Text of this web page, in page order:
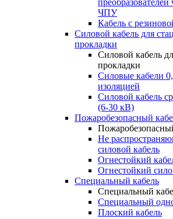
преобразователей
ЧПУ
Кабель с
Силовой кабель для
прокладки
Силовой кабель
прокладки
Силовые кабели
изоляцией
Силовой кабель
(6-30 кВ)
Пожаробезопасный
Не
силовой кабель
Огнестойкий
Огнестойкий
Специальный кабель
Специальный
Специальный
Плоский кабель